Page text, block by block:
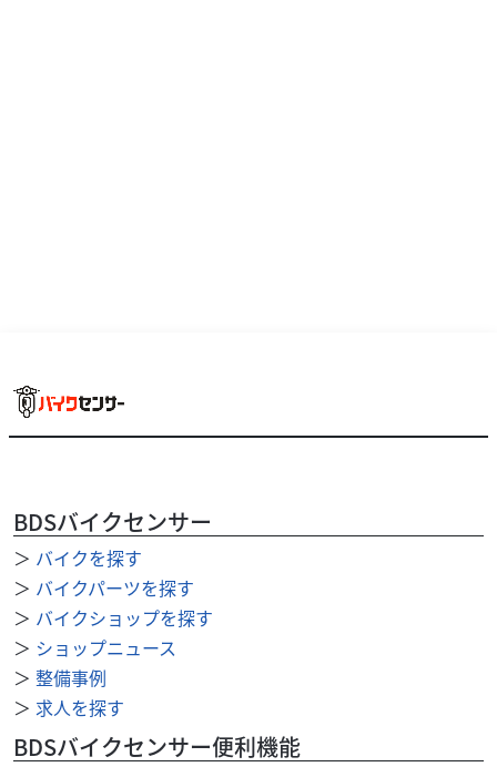
BDSバイクセンサー
＞ バイクを探す
＞ バイクパーツを探す
＞ バイクショップを探す
＞ ショップニュース
＞ 整備事例
＞ 求人を探す
BDSバイクセンサー便利機能